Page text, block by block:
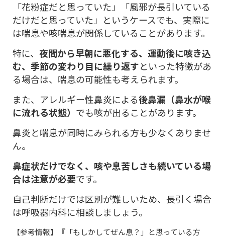
「花粉症だと思っていた」「風邪が長引いている
だけだと思っていた」というケースでも、実際に
は喘息や咳喘息が関係していることがあります。
特に、 夜間から早朝に悪化する、運動後に咳き込
む、季節の変わり目に繰り返すといった特徴があ
る場合は、喘息の可能性も考えられます。
また、アレルギー性鼻炎による後鼻漏（鼻水が喉
に流れる状態） でも咳が出ることがあります。
鼻炎と喘息が同時にみられる方も少なくありませ
ん。
鼻症状だけでなく、咳や息苦しさも続いている場
合は注意が必要です。
自己判断だけでは区別が難しいため、長引く場合
は呼吸器内科に相談しましょう。
【参考情報】『「もしかしてぜん息？」と思っている方